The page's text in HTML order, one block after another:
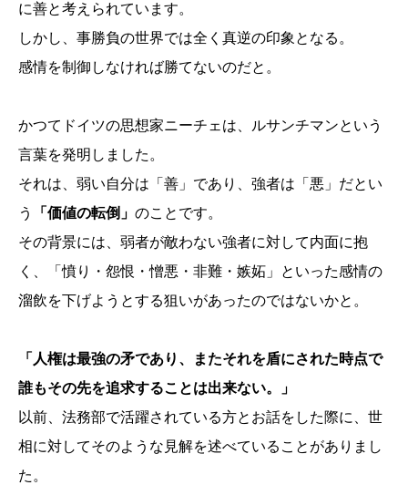
に善と考えられています。
しかし、事勝負の世界では全く真逆の印象となる。
感情を制御しなければ勝てないのだと。
かつてドイツの思想家ニーチェは、ルサンチマンという
言葉を発明しました。
それは、弱い自分は「善」であり、強者は「悪」だとい
う
「価値の転倒」 のことです。
その背景には、弱者が敵わない強者に対して内面に抱
く、「憤り・怨恨・憎悪・非難・嫉妬」といった感情の
溜飲を下げようとする狙いがあったのではないかと。
「人権は最強の矛であり、またそれを盾にされた時点で
誰もその先を追求することは出来ない。」
以前、法務部で活躍されている方とお話をした際に、世
相に対してそのような見解を述べていることがありまし
た。